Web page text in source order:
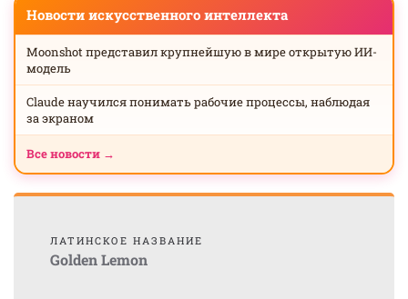
Новости искусственного интеллекта
Moonshot представил крупнейшую в мире открытую ИИ-
модель
Claude научился понимать рабочие процессы, наблюдая
за экраном
Все новости →
ЛАТИНСКОЕ НАЗВАНИЕ
Golden Lemon